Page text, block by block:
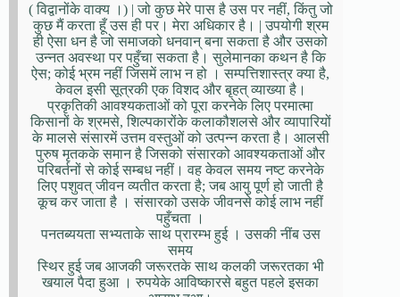
( विद्वानोंके वाक्य ।) | जो कुछ मेरे पास है उस पर नहीं, किंतु जो
कुछ मैं करता हूँ उस ही पर। मेरा अधिकार है। | उपयोगी श्रम
ही ऐसा धन है जो समाजको धनवान् बना सकता है और उसको
उन्नत अवस्था पर पहुँचा सकता है। सुलेमानका कथन है कि
ऐस; कोई भ्रम नहीं जिसमें लाभ न हो । सम्पत्तिशास्त्र क्या है,
केवल इसी सूत्रकी एक विशद और बृहत् व्याख्या है।
प्रकृतिकी आवश्यकताओं को पूरा करनेके लिए परमात्मा
किसानों के श्रमसे, शिल्पकारोंके कलाकौशलसे और व्यापारियों
के मालसे संसारमें उत्तम वस्तुओं को उत्पन्न करता है। आलसी
पुरुष मृतकके समान है जिसको संसारको आवश्यकताओं और
परिबर्तनों से कोई सम्बध नहीं। वह केवल समय नष्ट करनेके
लिए पशुवत् जीवन व्यतीत करता है; जब आयु पूर्ण हो जाती है
कूच कर जाता है । संसारको उसके जीवनसे कोई लाभ नहीं
पहुँचता ।
पनतब्ययता सभ्यताके साथ प्रारम्भ हुई । उसकी नींब उस
समय
स्थिर हुई जब आजकी जरूरतके साथ कलकी जरूरतका भी
खयाल पैदा हुआ । रुपयेके आविष्कारसे बहुत पहले इसका